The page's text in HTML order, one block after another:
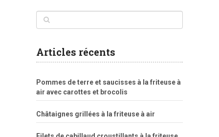
Articles récents
Pommes de terre et saucisses à la friteuse à
air avec carottes et brocolis
Châtaignes grillées à la friteuse à air